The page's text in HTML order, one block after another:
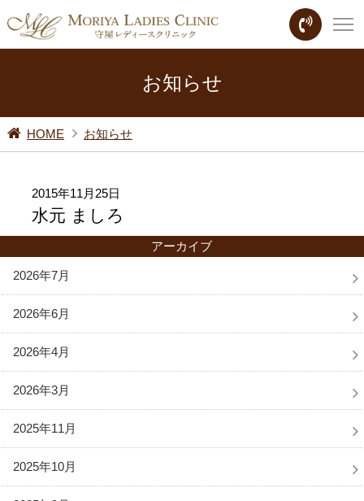
お知らせ
HOME お知らせ
2015年11月25日
水元 ましろ
アーカイブ
2026年7月
2026年6月
2026年4月
2026年3月
2025年11月
2025年10月